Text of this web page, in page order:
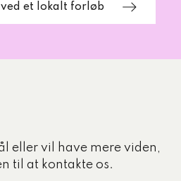
ved et lokalt forløb
eller vil have mere viden,
til at kontakte os.